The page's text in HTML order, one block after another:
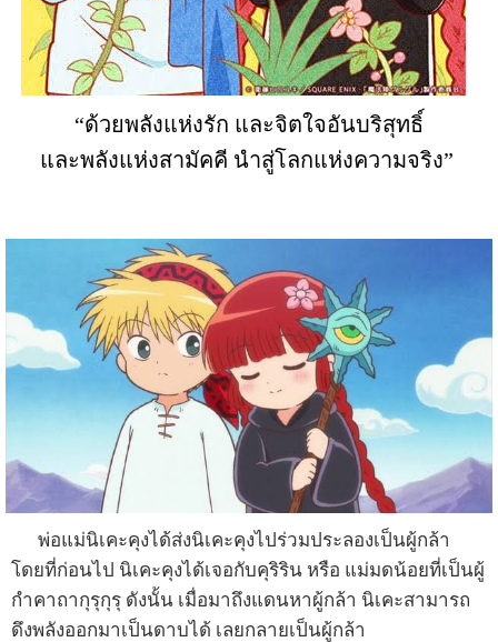
“ด้วยพลังแห่งรัก และจิตใจอันบริสุทธิ์
และพลังแห่งสามัคคี นำสู่โลกแห่งความจริง”
พ่อแม่นิเคะคุงได้ส่งนิเคะคุงไปร่วมประลองเป็นผู้กล้า
โดยที่ก่อนไป นิเคะคุงได้เจอกับคุริริน หรือ แม่มดน้อยที่เป็นผู้
กำคาถากุรุกุรุ ดังนั้น เมื่อมาถึงแดนหาผู้กล้า นิเคะสามารถ
ดึงพลังออกมาเป็นดาบได้ เลยกลายเป็นผู้กล้า